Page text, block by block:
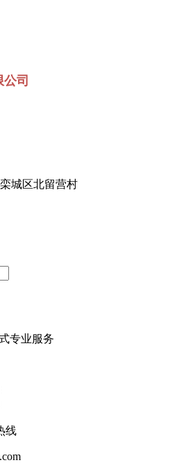
司
城区北留营村
专业服务
线